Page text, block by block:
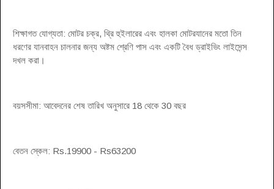
শিক্ষাগত যোগ্যতা: মোটর চক্র, থ্রি হুইলারের এবং হালকা মোটরযানের মতো তিন
ধরণের যানবাহন চালনার জন্য অষ্টম শ্রেণি পাস এবং একটি বৈধ ড্রাইভিং লাইসেন্স
দখল করা।
বয়সসীমা: আবেদনের শেষ তারিখ অনুসারে 18 থেকে 30 বছর
বেতন স্কেল: Rs.19900 - Rs63200